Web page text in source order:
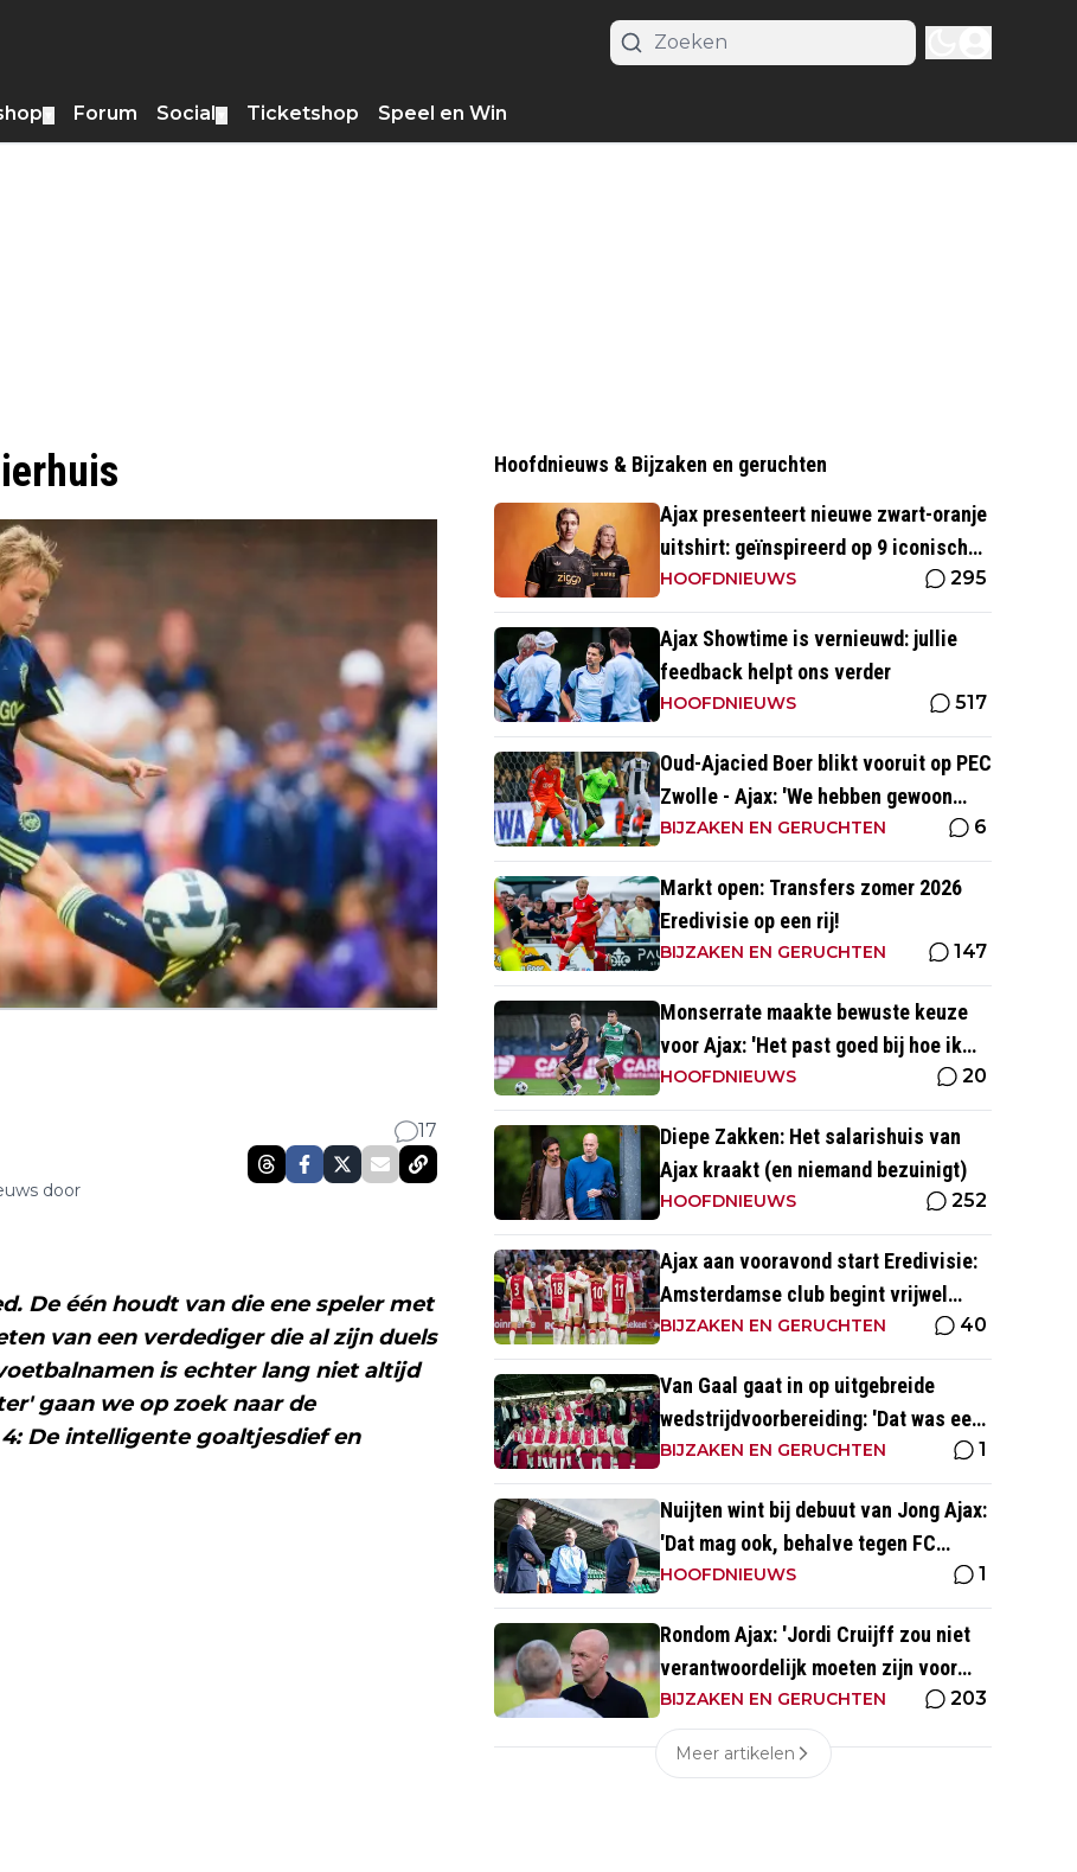
Forum Social Ticketshop Speel en Win
17
door
De één houdt van die ene speler met
van een verdediger die al zijn duels
is echter lang niet altijd
gaan we op zoek naar de
De intelligente goaltjesdief en
Hoofdnieuws & Bijzaken en geruchten
Ajax presenteert nieuwe zwart-oranje
uitshirt: geïnspireerd op 9 iconische
momenten uit clubhistorie
HOOFDNIEUWS 295
Ajax Showtime is vernieuwd: jullie
feedback helpt ons verder
HOOFDNIEUWS 517
Oud-Ajacied Boer blikt vooruit op PEC
Zwolle - Ajax: 'We hebben gewoon
weer kans tegen Ajax'
BIJZAKEN EN GERUCHTEN 6
Markt open: Transfers zomer 2026
Eredivisie op een rij!
BIJZAKEN EN GERUCHTEN 147
Monserrate maakte bewuste keuze
voor Ajax: 'Het past goed bij hoe ik
naar voetbal kijk’
HOOFDNIEUWS 20
Diepe Zakken: Het salarishuis van
Ajax kraakt (en niemand bezuinigt)
HOOFDNIEUWS 252
Ajax aan vooravond start Eredivisie:
Amsterdamse club begint vrijwel
altijd met zege
BIJZAKEN EN GERUCHTEN 40
Van Gaal gaat in op uitgebreide
wedstrijdvoorbereiding: 'Dat was een
aparte discipline, een ritme'
BIJZAKEN EN GERUCHTEN 1
Nuijten wint bij debuut van Jong Ajax:
'Dat mag ook, behalve tegen FC
Dordrecht'
HOOFDNIEUWS 1
Rondom Ajax: 'Jordi Cruijff zou niet
verantwoordelijk moeten zijn voor
Ajax Vrouwen'
BIJZAKEN EN GERUCHTEN 203
Meer artikelen